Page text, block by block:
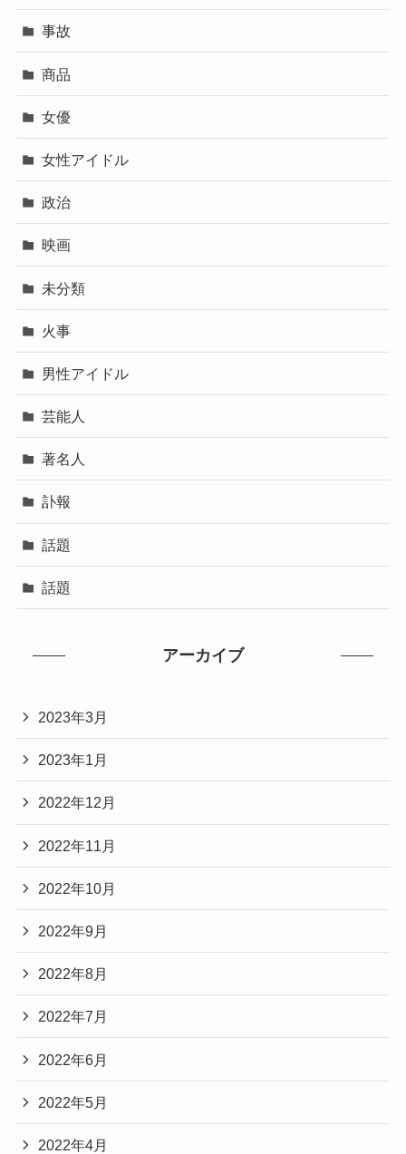
事故
商品
女優
女性アイドル
政治
映画
未分類
火事
男性アイドル
芸能人
著名人
訃報
話題
話題
アーカイブ
2023年3月
2023年1月
2022年12月
2022年11月
2022年10月
2022年9月
2022年8月
2022年7月
2022年6月
2022年5月
2022年4月